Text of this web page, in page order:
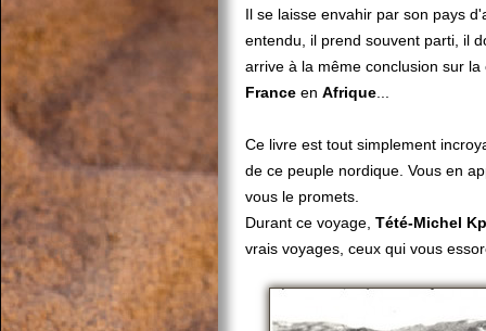
Il se laisse envahir par son pays
entendu, il prend souvent parti, il
arrive à la même conclusion sur
France en Afrique
Ce livre est tout simplement
de ce peuple nordique. Vous en
vous le promets.
Durant ce voyage, Tété-Michel
vrais voyages, ceux qui vous